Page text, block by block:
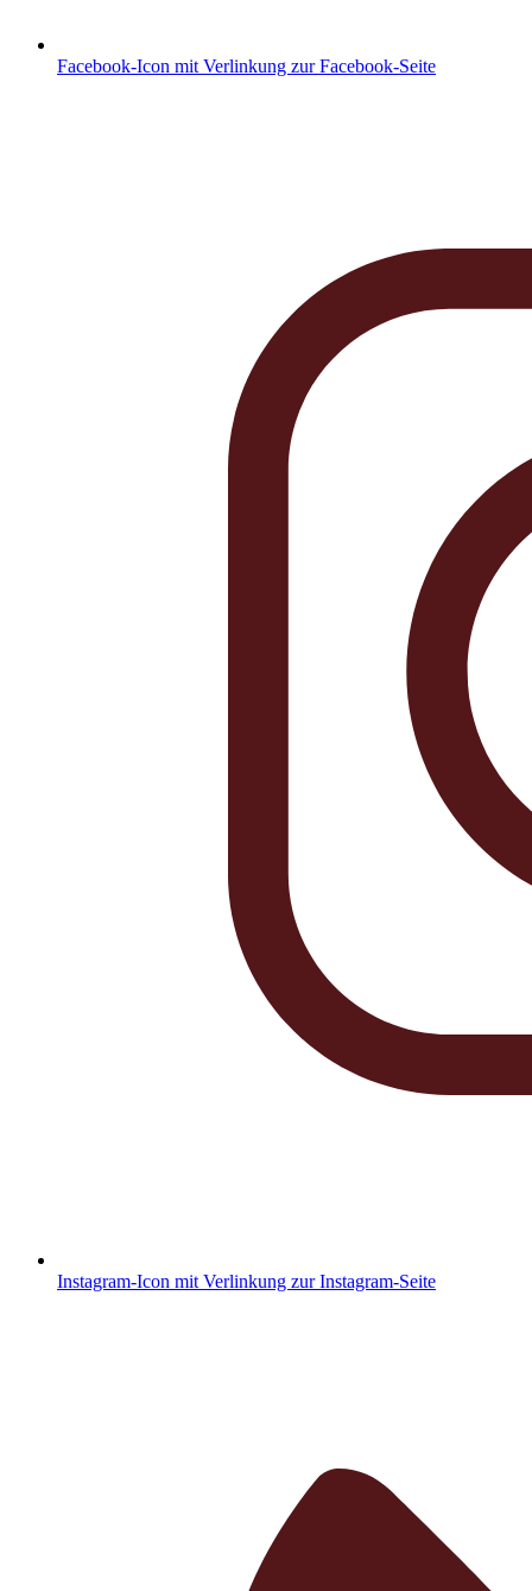
Facebook-Icon mit Verlinkung zur Facebook-Seite
Instagram-Icon mit Verlinkung zur Instagram-Seite